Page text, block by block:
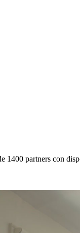
1400 partners con